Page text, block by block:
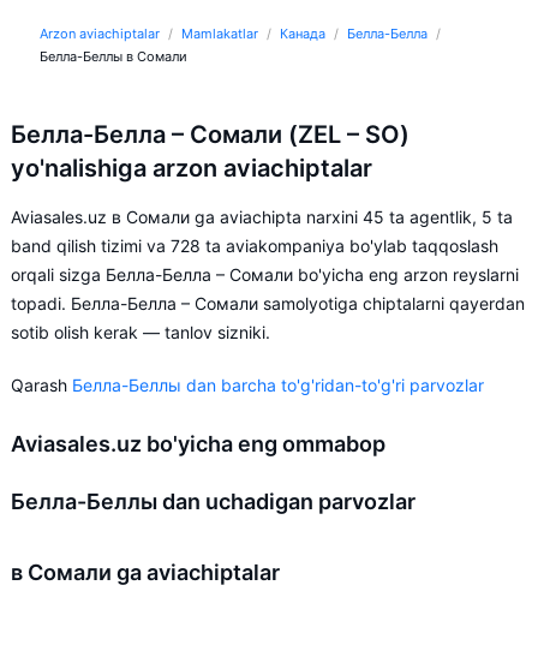
Arzon aviachiptalar Mamlakatlar Канада
Белла-Белла
Белла-Беллы в Сомали
Белла-Белла – Сомали (ZEL – SO)
yo'nalishiga arzon aviachiptalar
Aviasales.uz в Сомали ga aviachipta narxini 45 ta agentlik, 5 ta
band qilish tizimi va 728 ta aviakompaniya bo'ylab taqqoslash
orqali sizga Белла-Белла – Сомали bo'yicha eng arzon reyslarni
topadi. Белла-Белла – Сомали samolyotiga chiptalarni qayerdan
sotib olish kerak — tanlov sizniki.
Qarash Белла-Беллы dan barcha to'g'ridan-to'g'ri parvozlar
Aviasales.uz bo'yicha eng ommabop
Белла-Беллы dan uchadigan parvozlar
в Сомали ga aviachiptalar